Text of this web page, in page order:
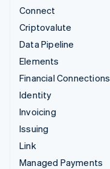
Connect
Criptovalute
Data Pipeline
Elements
Financial Connections
Identity
Invoicing
Issuing
Link
Managed Payments